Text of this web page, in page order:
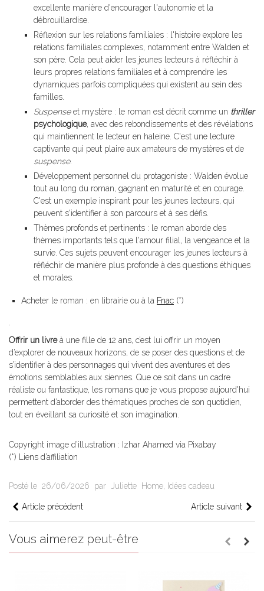
excellente manière d'encourager l'autonomie et la
débrouillardise.
Réflexion sur les relations familiales : l'histoire explore les
relations familiales complexes, notamment entre Walden et
son père. Cela peut aider les jeunes lecteurs à réfléchir à
leurs propres relations familiales et à comprendre les
dynamiques parfois compliquées qui existent au sein des
familles.
Suspenseet mystère : le roman est décrit comme un thriller
psychologique, avec des rebondissements et des révélations
qui maintiennent le lecteur en haleine. C'est une lecture
captivante qui peut plaire aux amateurs de mystères et de
suspense.
Développement personnel du protagoniste : Walden évolue
tout au long du roman, gagnant en maturité et en courage.
C'est un exemple inspirant pour les jeunes lecteurs, qui
peuvent s'identifier à son parcours et à ses défis.
Thèmes profonds et pertinents : le roman aborde des
thèmes importants tels que l'amour filial, la vengeance et la
survie. Ces sujets peuvent encourager les jeunes lecteurs à
réfléchir de manière plus profonde à des questions éthiques
et morales.
Acheter le roman : en librairie ou à la Fnac (*)
.
Offrir un livreà une fille de 12 ans, c’est lui offrir un moyen
d’explorer de nouveaux horizons, de se poser des questions et de
s’identifier à des personnages qui vivent des aventures et des
émotions semblables aux siennes. Que ce soit dans un cadre
réaliste ou fantastique, les romans que je vous propose aujourd'hui
permettent d’aborder des thématiques proches de son quotidien,
tout en éveillant sa curiosité et son imagination.
Copyright image d’illustration : Izhar Ahamed via Pixabay
(*) Liens d’affiliation
Posté le 26/06/2026 par Juliette Home, Idées cadeau
Article précédent Article suivant
Vous aimerez peut-être